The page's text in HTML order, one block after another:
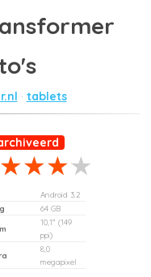
tablets
Android 3.2
64 GB
10,1" (149
ppi)
8,0
megapixel